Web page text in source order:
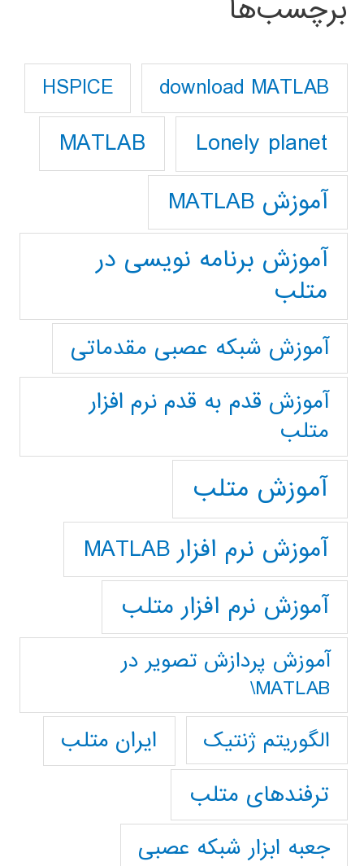
برچسب‌ها
download MATLAB
HSPICE
Lonely planet
MATLAB
آموزش MATLAB
آموزش برنامه نویسی در
متلب
آموزش شبکه عصبی مقدماتی
آموزش قدم به قدم نرم افزار
متلب
آموزش متلب
آموزش نرم افزار MATLAB
آموزش نرم افزار متلب
آموزش پردازش تصوير در
MATLAB\
الگوریتم ژنتیک
ایران متلب
ترفندهای متلب
جعبه ابزار شبکه عصبی